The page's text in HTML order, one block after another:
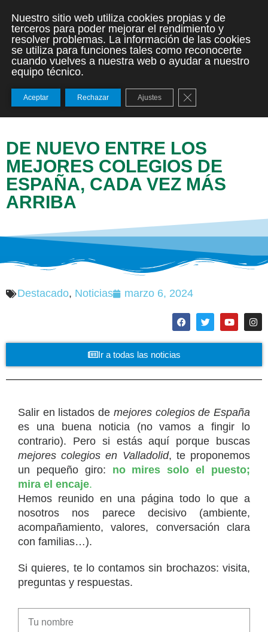
DE NUEVO ENTRE LOS
MEJORES COLEGIOS DE
ESPAÑA, CADA VEZ MÁS
ARRIBA
Destacado, Noticias marzo 6, 2024
Ir a todas las noticias
Salir en listados de mejores colegios de España
es una buena noticia (no vamos a fingir lo
contrario). Pero si estás aquí porque buscas
mejores colegios en Valladolid, te proponemos
un pequeño giro: no mires solo el puesto;
mira el encaje.
Hemos reunido en una página todo lo que a
nosotros nos parece decisivo (ambiente,
acompañamiento, valores, conversación clara
con familias…).
Si quieres, te lo contamos sin brochazos: visita,
preguntas y respuestas.
Nuestro sitio web utiliza cookies propias y de
terceros para poder mejorar el rendimiento y
resolver problemas. La información de las cookies
se utiliza para funciones tales como reconocerte
cuando vuelves a nuestra web o ayudar a nuestro
equipo técnico.
Aceptar Rechazar Ajustes Cerrar el banner de